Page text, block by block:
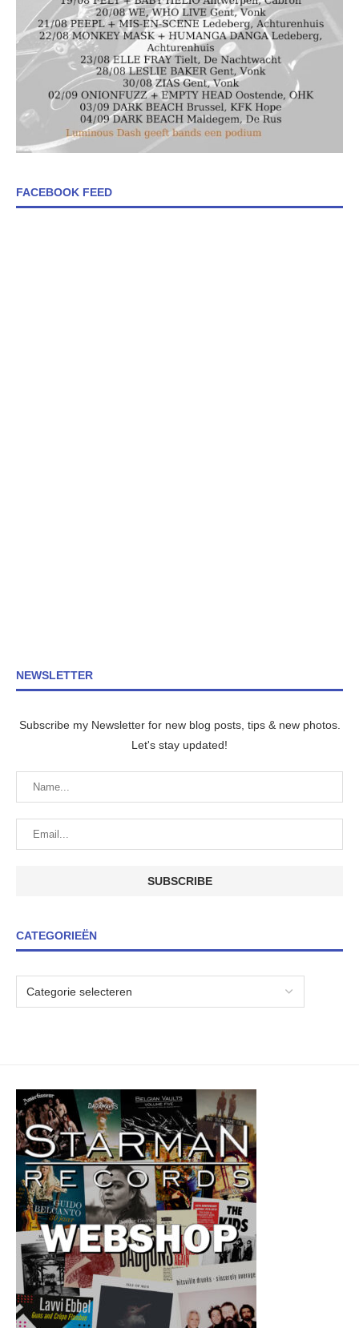
FACEBOOK FEED
NEWSLETTER
Subscribe my Newsletter for new blog posts, tips & new photos.
Let's stay updated!
CATEGORIEËN